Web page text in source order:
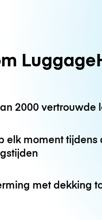
2000 vertrouwde
elk moment tijdens
met dekking